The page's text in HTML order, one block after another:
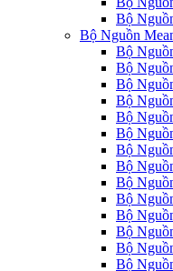
Bộ
Bộ Nguồn
Bộ
Bộ
Bộ
Bộ
Bộ
Bộ
Bộ
Bộ
Bộ
Bộ
Bộ
Bộ
Bộ
Bộ